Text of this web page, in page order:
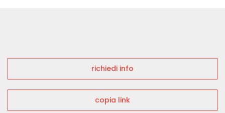
richiedi info
copia link